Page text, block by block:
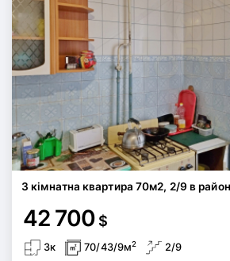
3 кімнатна квартира 70м2, 2/9 в
42 700 $
3к 70/43/9м2 2/9